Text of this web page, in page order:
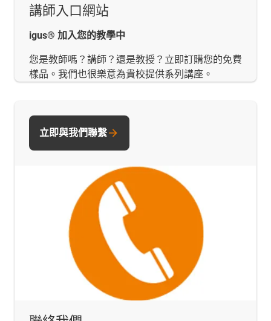
講師入口網站
igus® 加入您的教學中
您是教師嗎？講師？還是教授？立即訂購您的免費
樣品。我們也很樂意為貴校提供系列講座。
立即與我們聯繫